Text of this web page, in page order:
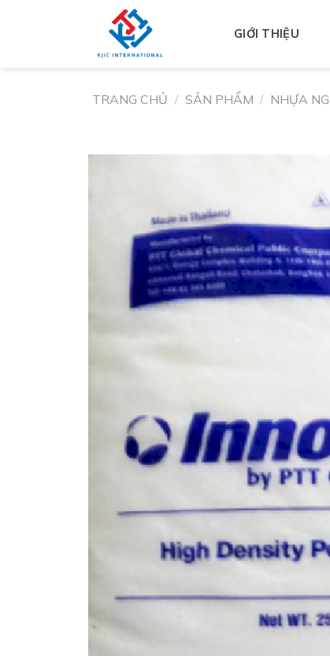
GIỚI THIỆU
TRANG CHỦ / SẢN PHẨM / NHỰA